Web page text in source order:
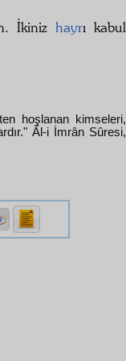
İkiniz hayrı kabul
hoşlanan kimseleri,
Âl-i İmrân Sûresi,